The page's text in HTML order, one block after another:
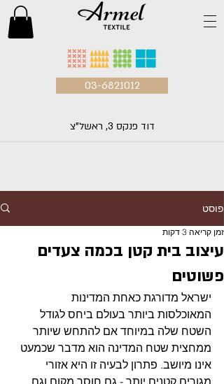
03-6821012
דוד פנקס 3, ראשל"צ
פוסט
עיצוב בית קטן בכמה צעדים
פשוטים
זמן קריאה 3 דקות
ישראל מדורגת כאחת המדינות
המאוכלסות ביותר בעולם ביחס לגודל
השטח שלה במיוחד אם להתחש שיותר
ממחצית שטח המדינה הוא מדבר שכמעט
אינו מיושב. פתרון לבעיה זו היא אזורי
מגורים קטנים יותר - גם חוסך מקום וגם